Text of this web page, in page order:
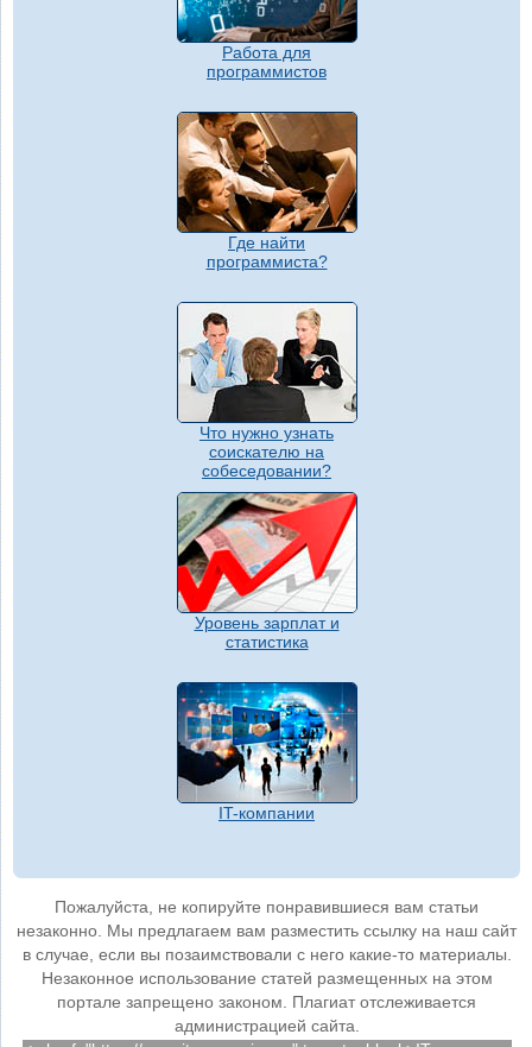
Работа для
программистов
Где найти
программиста?
Что нужно узнать
соискателю на
собеседовании?
Уровень зарплат и
статистика
IT-компании
Пожалуйста, не копируйте понравившиеся вам статьи
незаконно. Мы предлагаем вам разместить ссылку на наш сайт
в случае, если вы позаимствовали с него какие-то материалы.
Незаконное использование статей размещенных на этом
портале запрещено законом. Плагиат отслеживается
администрацией сайта.